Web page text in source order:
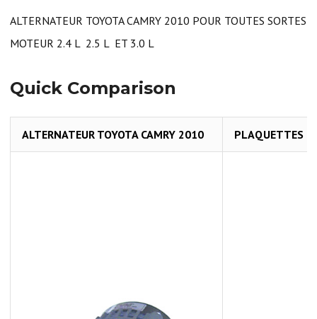
ALTERNATEUR TOYOTA CAMRY 2010 POUR TOUTES SORTES
MOTEUR 2.4 L 2.5 L ET 3.0 L
Quick Comparison
ALTERNATEUR TOYOTA CAMRY 2010 PLAQUETTES B